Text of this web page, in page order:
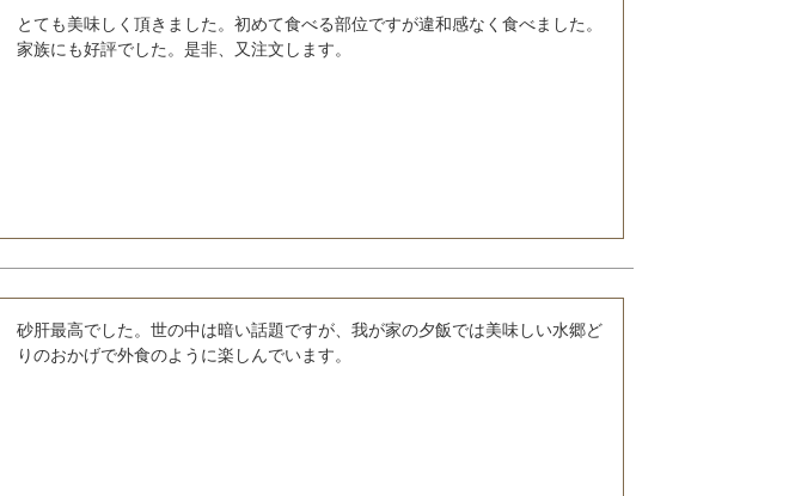
とても美味しく頂きました。初めて食べる部位ですが違和感なく食べました。
家族にも好評でした。是非、又注文します。
砂肝最高でした。世の中は暗い話題ですが、我が家の夕飯では美味しい水郷ど
りのおかげで外食のように楽しんでいます。